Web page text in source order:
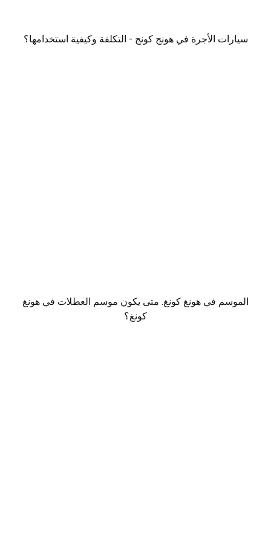
سيارات الأجرة في هونج كونج - التكلفة وكيفية استخدامها؟
الموسم في هونغ كونغ. متى يكون موسم العطلات في هونغ
كونغ؟